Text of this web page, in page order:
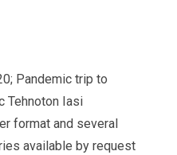
Pandemic trip to
Tehnoton Iasi
format and several
available by request